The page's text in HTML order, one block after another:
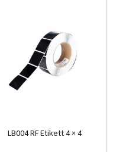
LB004 RF Etikett 4 × 4